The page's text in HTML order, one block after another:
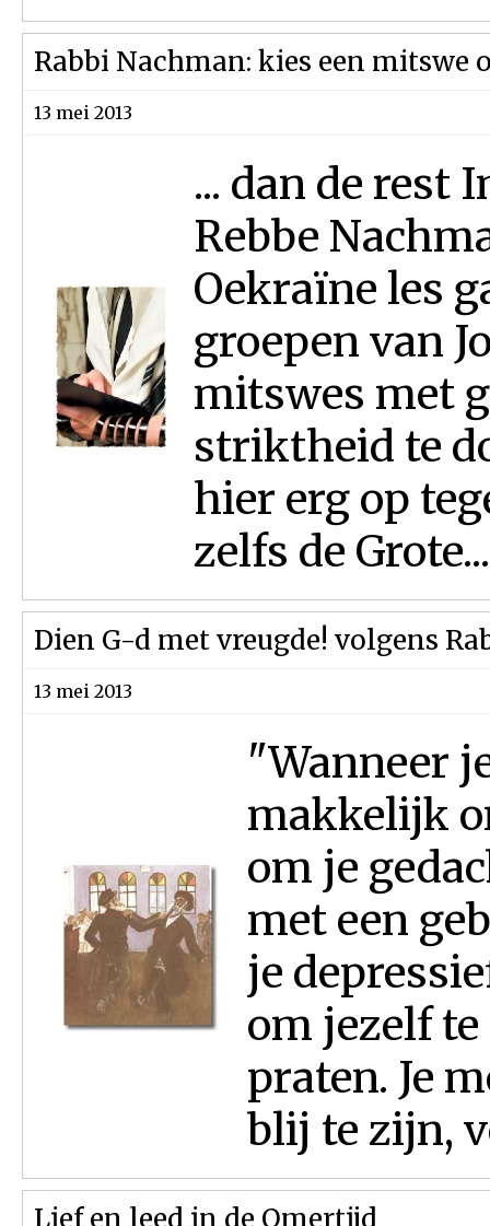
Rabbi Nachman: kies een mitswe
13 mei 2013
... dan de rest
Rebbe
Oekraïne les
groepen van
mitswes met
striktheid te
hier erg op
zelfs de Grote...
Dien G-d met vreugde! volgens
13 mei 2013
"Wanneer
makkelijk
om je
met een
je
om jezelf
praten. Je
blij te zijn,
Lief en leed in de Omertijd